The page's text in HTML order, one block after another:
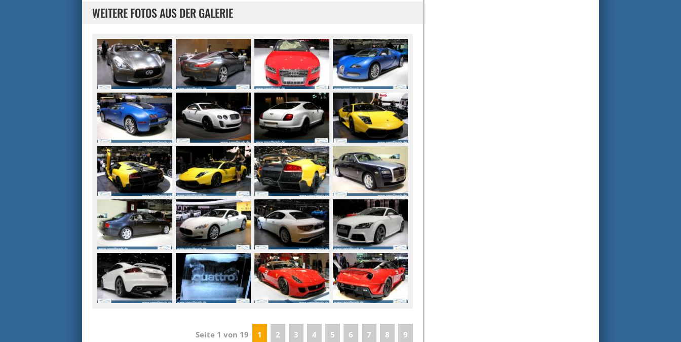
WEITERE FOTOS AUS DER GALERIE
Seite 1 von 19 1 2 3 4 5 6 7 8 9